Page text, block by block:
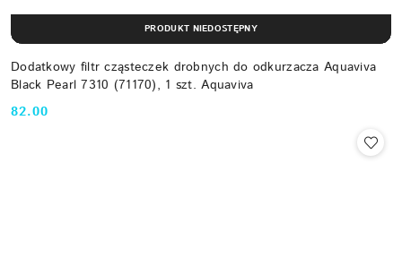
Dodatkowy filtr cząsteczek drobnych do odkurzacza Aquaviva
Black Pearl 7310 (71170), 1 szt. Aquaviva
Cena:
82.00
PRODUKT NIEDOSTĘPNY